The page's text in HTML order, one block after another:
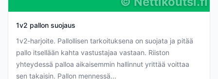
1v2 pallon suojaus
1v2-harjoite. Pallollisen tarkoituksena on suojata ja pitää
pallo itsellään kahta vastustajaa vastaan. Riiston
yhteydessä palloa aikaisemmin hallinnut yrittää voittaa
sen takaisin. Pallon mennessä...